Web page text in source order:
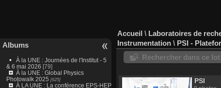
Albums
À la UNE : Journées de l'Institut - 5
& 6 mai 2026 [79]
À la UNE : Global Physics
Photowalk 2025 [625]
À LA UNE : La conférence EPS-HEP
Accueil \ Laboratoires de
Instrumentation \ PSI -
Rechercher dans ce lot
PSI